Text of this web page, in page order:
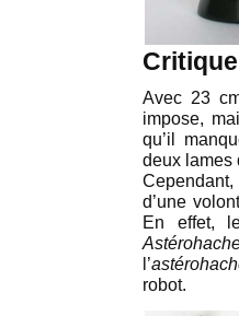
Critique
Avec 23
impose,
qu’il
deux lames
d’une
En effet,
l’
robot.